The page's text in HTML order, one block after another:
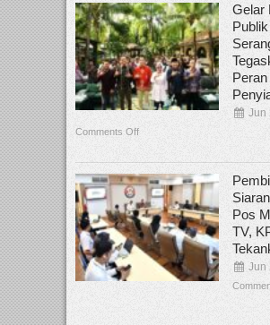
Gelar
Peran
Jun
Comments Off
Pos
TV,
Jun